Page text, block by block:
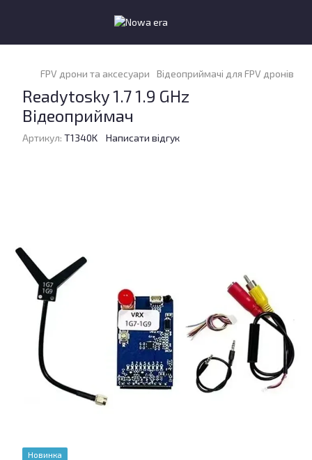
FPV дрони та аксесуари Відеоприймачі для FPV дронів
Readytosky 1.7 1.9 GHz
Відеоприймач
Артикул: T1340K Написати відгук
Новинка